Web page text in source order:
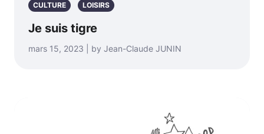
CULTURE LOISIRS
Je suis tigre
mars 15, 2023 | by Jean-Claude JUNIN